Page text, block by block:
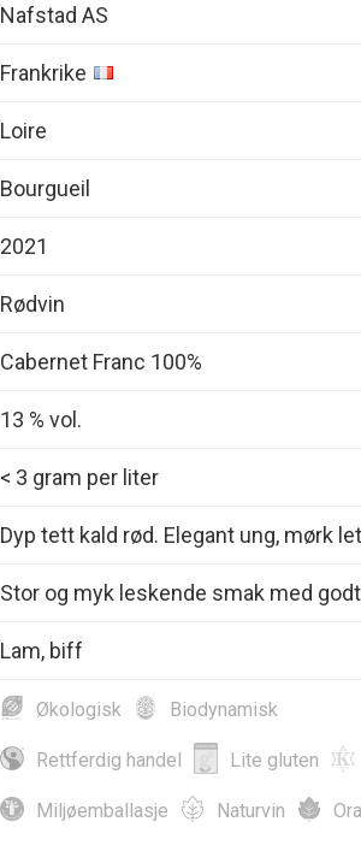
Nafstad AS
Frankrike
Loire
Bourgueil
2021
Rødvin
Cabernet Franc 100%
13 % vol.
< 3 gram per liter
Dyp tett kald rød. Elegant ung, mørk
Stor og myk leskende smak med
Lam, biff
Økologisk Biodynamisk
Rettferdig handel Lite gluten
Miljøemballasje Naturvin